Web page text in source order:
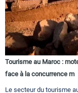
Tourisme au Maroc :
face à la concurrence m
Le secteur du tourisme